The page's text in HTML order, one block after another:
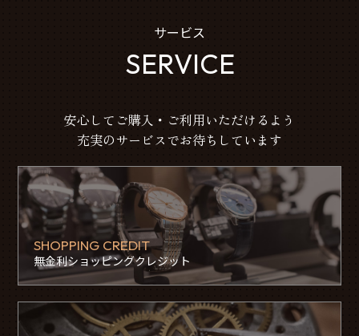
サービス
SERVICE
安心してご購入・ご利用いただけるよう
充実のサービスでお待ちしています
SHOPPING CREDIT
無金利ショッピングクレジット